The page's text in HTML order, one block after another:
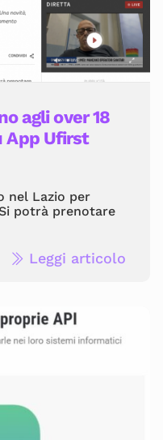
agli over 18
App Ufirst
nel Lazio per
potrà prenotare
Leggi articolo